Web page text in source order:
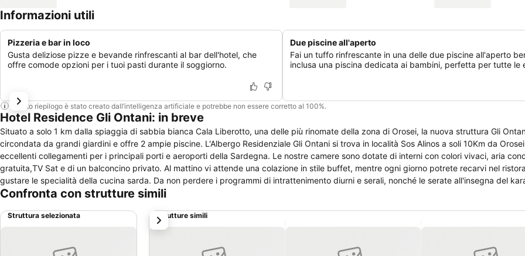
Informazioni utili
Pizzeria e bar in loco
Gusta deliziose pizze e bevande rinfrescanti al bar dell'hotel, che
offre comode opzioni per i tuoi pasti durante il soggiorno.
Due piscine all'aperto
Fai un tuffo rinfrescante in una delle due piscine all'aperto
inclusa una piscina dedicata ai bambini, perfetta per tutte le
Questo riepilogo è stato creato dall’intelligenza artificiale e potrebbe non essere corretto al 100%.
Hotel Residence Gli Ontani: in breve
Situato a solo 1 km dalla spiaggia di sabbia bianca Cala Liberotto, una delle più rinomate della zona di Orosei, la nuova struttura Gli
circondata da grandi giardini e offre 2 ampie piscine. L'Albergo Residenziale Gli Ontani si trova in località Sos Alinos a soli 10Km da
eccellenti collegamenti per i principali porti e aeroporti della Sardegna. Le nostre camere sono dotate di interni con colori vivaci, aria
gratuita,TV Sat e di un balconcino privato. Al mattino vi attende una colazione in stile buffet, mentre ogni giorno potrete recarvi nel
gustare le specialità della cucina sarda. Da non perdere i programmi di intrattenimento diurni e serali, nonché le serate all'insegna del
vostra disposizione inoltre una sala giochi, un parcheggio, una lavanderia a gettoni e un giardino attrezzato con lettini, ombrelloni e docce.
Confronta con strutture simili
Struttura selezionata Strutture simili
successivo